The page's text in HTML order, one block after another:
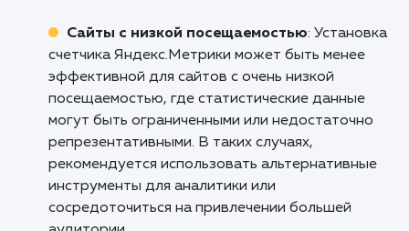
сайтов, помогая им получить информацию о
посещаемости, популярности контента и
поведении аудитории. Это позволяет лучше
понять интересы своих читателей и
адаптировать контент для улучшения
взаимодействия.
Кому не подходит данный